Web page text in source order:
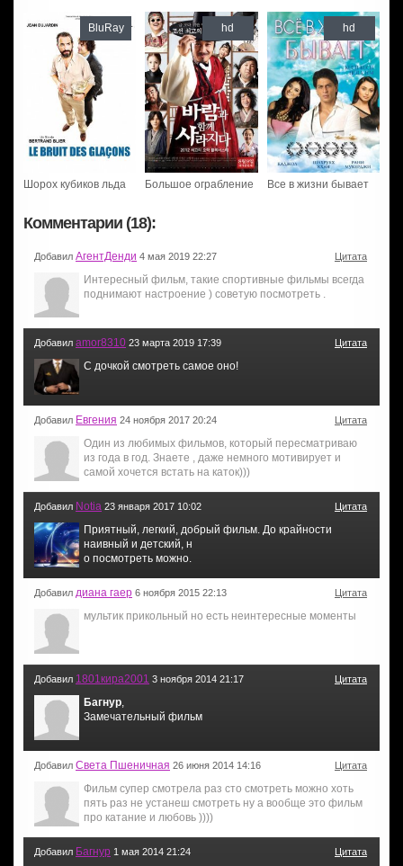
Шорох кубиков льда
BluRay
Большое ограбление
hd
Все в жизни бывает
hd
Комментарии (18):
Добавил АгентДенди 4 мая 2019 22:27 Цитата
Интересный фильм, такие спортивные фильмы всегда
поднимают настроение ) советую посмотреть .
Добавил amor8310 23 марта 2019 17:39 Цитата
С дочкой смотреть самое оно!
Добавил Евгения 24 ноября 2017 20:24 Цитата
Один из любимых фильмов, который пересматриваю
из года в год. Знаете , даже немного мотивирует и
самой хочется встать на каток)))
Добавил Notia 23 января 2017 10:02 Цитата
Приятный, легкий, добрый фильм. До крайности
наивный и детский, н
о посмотреть можно.
Добавил диана гаер 6 ноября 2015 22:13 Цитата
мультик прикольный но есть неинтересные моменты
Добавил 1801кира2001 3 ноября 2014 21:17 Цитата
Багнур,
Замечательный фильм
Добавил Света Пшеничная 26 июня 2014 14:16 Цитата
Фильм супер смотрела раз сто смотреть можно хоть
пять раз не устанеш смотреть ну а вообще это фильм
про катание и любовь ))))
Добавил Багнур 1 мая 2014 21:24 Цитата